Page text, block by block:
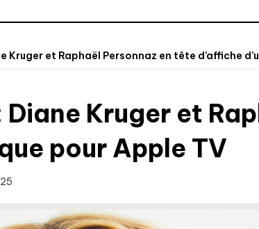
Kruger et Raphaël Personnaz en tête d’affiche
Kruger et
pour Apple TV